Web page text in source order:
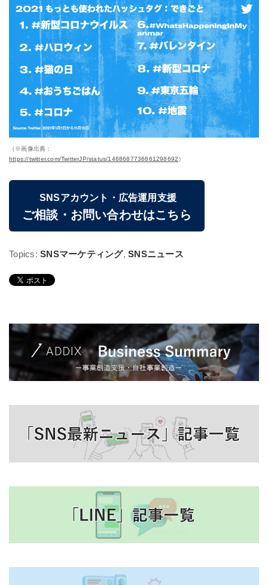
（※画像出典：
https://twitter.com/TwitterJP/status/1468687736861298692）
SNSアカウント・広告運用支援
ご相談・お問い合わせはこちら
Topics: SNSマーケティング, SNSニュース